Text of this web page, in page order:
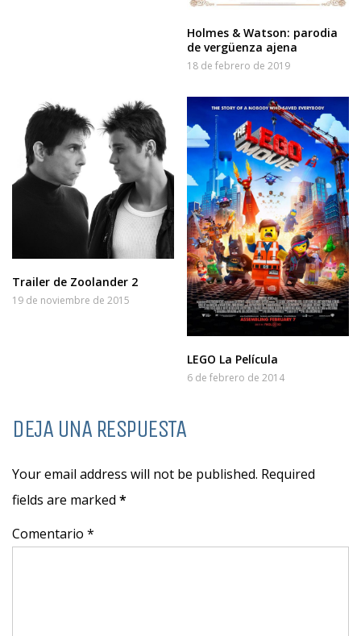
Holmes & Watson: parodia
de vergüenza ajena
18 de febrero de 2019
Trailer de Zoolander 2
19 de noviembre de 2015
LEGO La Película
6 de febrero de 2014
DEJA UNA RESPUESTA
Your email address will not be published. Required
fields are marked *
Comentario *